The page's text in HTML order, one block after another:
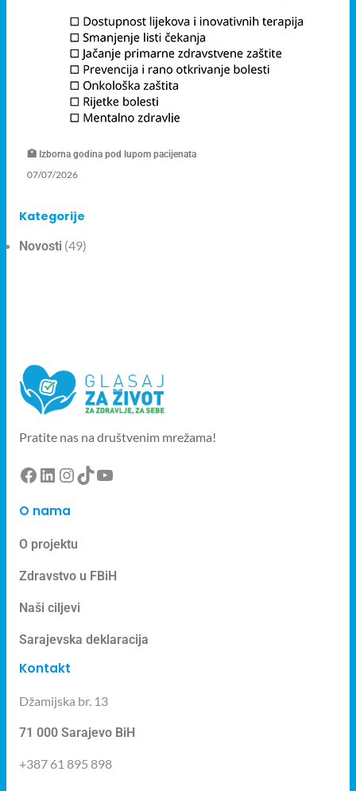
🏥 Izborna godina pod lupom pacijenata
07/07/2026
Kategorije
Novosti (49)
Pratite nas na društvenim mrežama!
O nama
O projektu
Zdravstvo u FBiH
Naši ciljevi
Sarajevska deklaracija
Kontakt
Džamijska br. 13
71 000 Sarajevo BiH
+387 61 895 898